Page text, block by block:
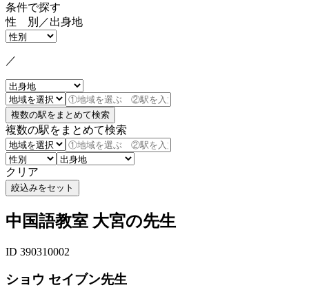
条件で探す
性 別／出身地
／
複数の駅をまとめて検索
クリア
中国語教室 大宮の先生
ID 390310002
ショウ セイブン先生